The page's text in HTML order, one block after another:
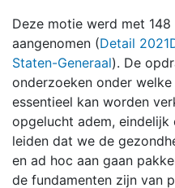
Deze motie werd met
aangenomen (Detail
Staten-Generaal). De
onderzoeken onder
essentieel kan worden
opgelucht adem,
leiden dat we de
en ad hoc aan gaan
de fundamenten zijn van